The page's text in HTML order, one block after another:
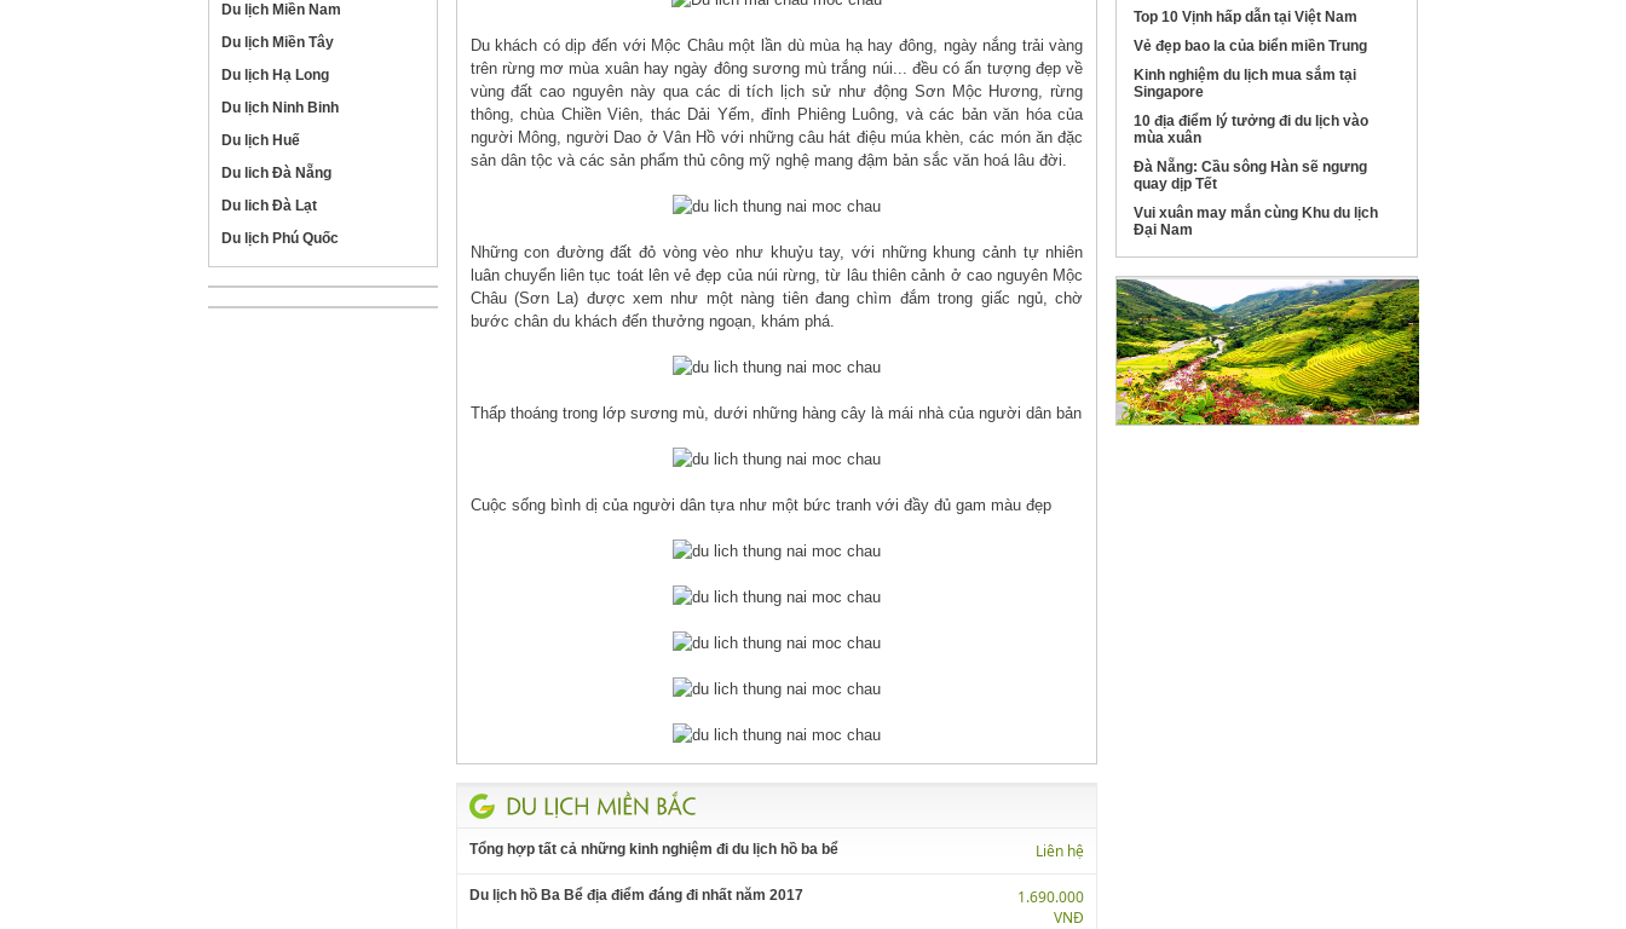
Du lịch Miền Nam
Du lịch Miền Tây
Du lịch Hạ Long
Du lịch Ninh Binh
Du lịch Huế
Du lich Đà Nẵng
Du lich Đà Lạt
Du lịch Phú Quốc
Du khách có dịp đến với Mộc Châu một lần dù mùa hạ hay đông, ngày nắng trải vàng
trên rừng mơ mùa xuân hay ngày đông sương mù trắng núi... đều có ấn tượng đẹp về
vùng đất cao nguyên này qua các di tích lịch sử như động Sơn Mộc Hương, rừng
thông, chùa Chiền Viên, thác Dải Yếm, đỉnh Phiêng Luông, và các bản văn hóa của
người Mông, người Dao ở Vân Hồ với những câu hát điệu múa khèn, các món ăn đặc
sản dân tộc và các sản phẩm thủ công mỹ nghệ mang đậm bản sắc văn hoá lâu đời.
Những con đường đất đỏ vòng vèo như khuỷu tay, với những khung cảnh tự nhiên
luân chuyển liên tục toát lên vẻ đẹp của núi rừng, từ lâu thiên cảnh ở cao nguyên Mộc
Châu (Sơn La) được xem như một nàng tiên đang chìm đắm trong giấc ngủ, chờ
bước chân du khách đến thưởng ngoạn, khám phá.
Thấp thoáng trong lớp sương mù, dưới những hàng cây là mái nhà của người dân bản
Cuộc sống bình dị của người dân tựa như một bức tranh với đầy đủ gam màu đẹp
Tổng hợp tất cả những kinh nghiệm đi du lịch hồ ba bể Liên hệ
Du lịch hồ Ba Bể địa điểm đáng đi nhất năm 2017
1.690.000
VNĐ
Top 10 Vịnh hấp dẫn tại Việt Nam
Vẻ đẹp bao la của biển miền Trung
Kinh nghiệm du lịch mua sắm tại
Singapore
10 địa điểm lý tưởng đi du lịch vào
mùa xuân
Đà Nẵng: Cầu sông Hàn sẽ ngưng
quay dịp Tết
Vui xuân may mắn cùng Khu du lịch
Đại Nam